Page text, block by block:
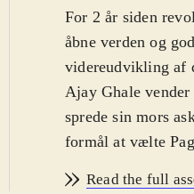
For 2 år siden
åbne verden og
videreudvikling af
Ajay Ghale
sprede sin mors
formål at vælte
Read the full